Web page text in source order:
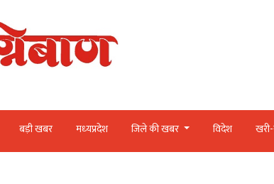
बड़ी खबर मध्‍यप्रदेश जिले की खबर विदेश